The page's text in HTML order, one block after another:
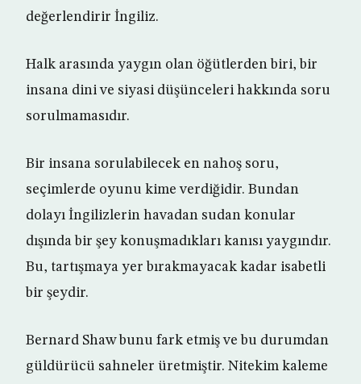
değerlendirir İngiliz.
Halk arasında yaygın olan öğütlerden biri, bir
insana dini ve siyasi düşünceleri hakkında soru
sorulmamasıdır.
Bir insana sorulabilecek en nahoş soru,
seçimlerde oyunu kime verdiğidir. Bundan
dolayı İngilizlerin havadan sudan konular
dışında bir şey konuşmadıkları kanısı yaygındır.
Bu, tartışmaya yer bırakmayacak kadar isabetli
bir şeydir.
Bernard Shaw bunu fark etmiş ve bu durumdan
güldürücü sahneler üretmiştir. Nitekim kaleme